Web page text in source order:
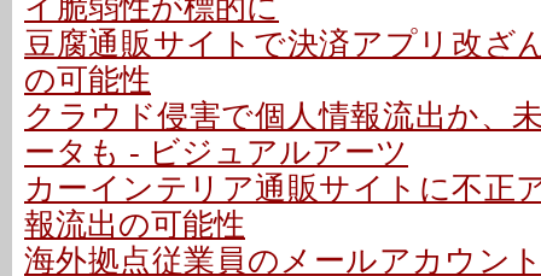
イ脆弱性が標的に
豆腐通販サイトで決済アプリ改ざ
の可能性
クラウド侵害で個人情報流出か、
ータも - ビジュアルアーツ
カーインテリア通販サイトに不正
報流出の可能性
海外拠点従業員のメールアカウン